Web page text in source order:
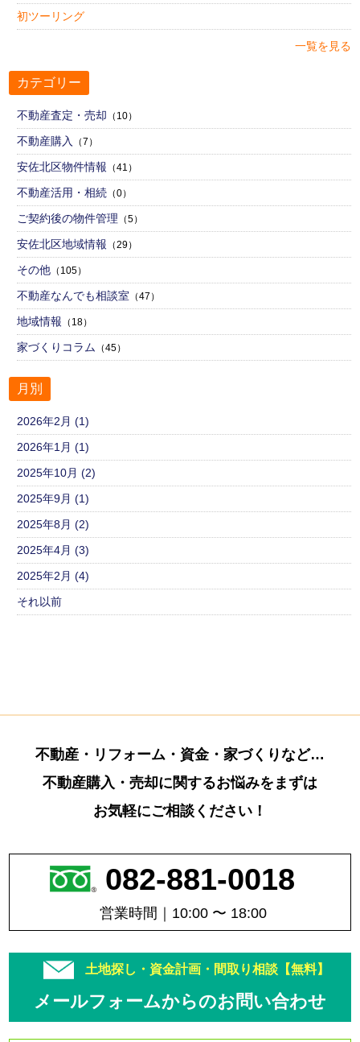
初ツーリング
一覧を見る
カテゴリー
不動産査定・売却 （10）
不動産購入 （7）
安佐北区物件情報 （41）
不動産活用・相続 （0）
ご契約後の物件管理 （5）
安佐北区地域情報 （29）
その他 （105）
不動産なんでも相談室 （47）
地域情報 （18）
家づくりコラム （45）
月別
2026年2月 (1)
2026年1月 (1)
2025年10月 (2)
2025年9月 (1)
2025年8月 (2)
2025年4月 (3)
2025年2月 (4)
それ以前
不動産・リフォーム・資金・家づくりなど…
不動産購入・売却に関するお悩みをまずは
お気軽にご相談ください！
082-881-0018
営業時間｜10:00 〜 18:00
土地探し・資金計画・間取り相談【無料】
メールフォームからのお問い合わせ